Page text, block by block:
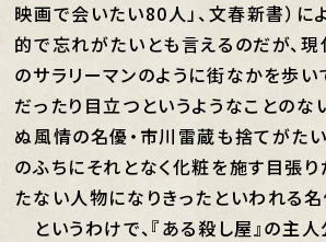
映画で会いたい80人」、文春新書）に
的で忘れがたいとも言えるのだが、
のサラリーマンのように街なかを歩
だったり目立つというようなことのな
ぬ風情の名優・市川雷蔵も捨てがた
のふちにそれとなく化粧を施す目張
たない人物になりきったといわれる名
というわけで、『ある殺し屋』の主